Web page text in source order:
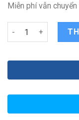
Miễn phí vẫn
Sạc Laptop Lenovo